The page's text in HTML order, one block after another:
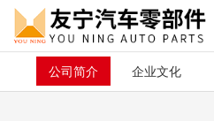
公司简介 企业文化